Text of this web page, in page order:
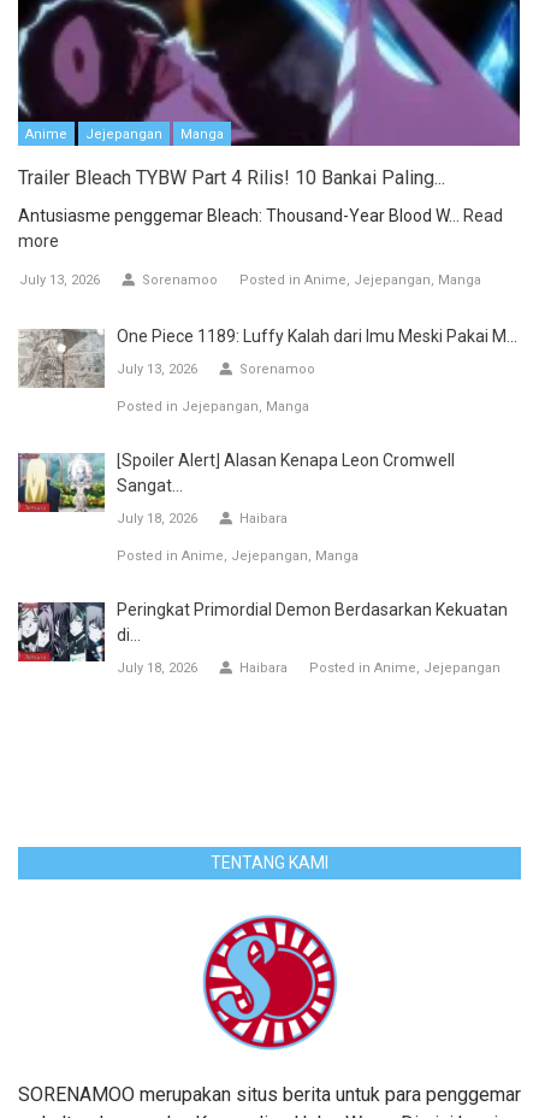
Anime Jejepangan Manga
Trailer Bleach TYBW Part 4 Rilis! 10 Bankai Paling...
Antusiasme penggemar Bleach: Thousand-Year Blood W...
Read
more
July 13, 2026 Sorenamoo Posted in Anime Jejepangan Manga
One Piece 1189: Luffy Kalah dari Imu Meski Pakai M...
July 13, 2026 Sorenamoo
Posted in Jejepangan Manga
[Spoiler Alert] Alasan Kenapa Leon Cromwell
Sangat...
July 18, 2026 Haibara
Posted in Anime Jejepangan Manga
Peringkat Primordial Demon Berdasarkan Kekuatan
di...
July 18, 2026 Haibara Posted in Anime Jejepangan
TENTANG KAMI
SORENAMOO merupakan situs berita untuk para penggemar